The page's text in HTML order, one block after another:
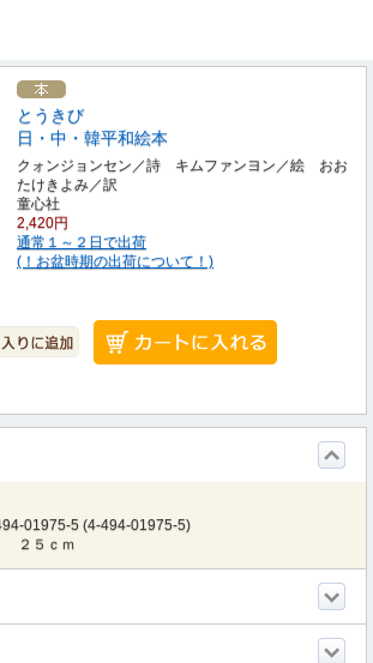
とうきび
日・中・韓平和絵本
クォンジョンセン／詩 キムファンヨン／絵 おお
たけきよみ／訳
童心社
2,420円
通常１～２日で出荷
(！お盆時期の出荷について！)
01975-5 (4-494-01975-5)
２５ｃｍ